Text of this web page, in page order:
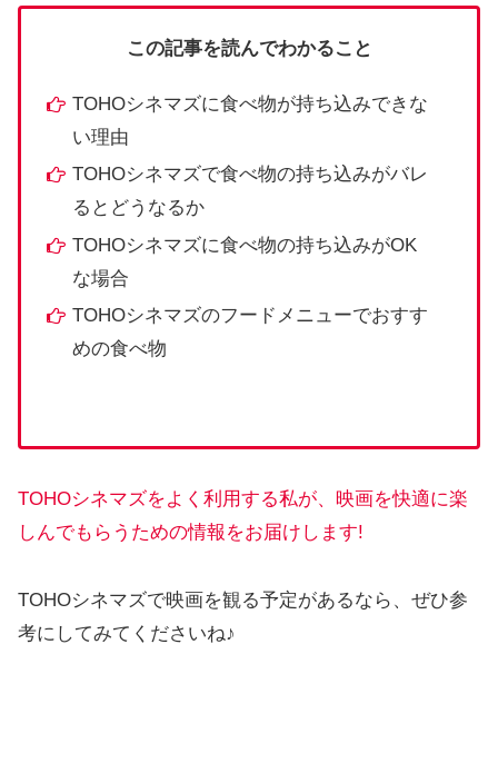
この記事を読んでわかること
TOHOシネマズに食べ物が持ち込みできな
い理由
TOHOシネマズで食べ物の持ち込みがバレ
るとどうなるか
TOHOシネマズに食べ物の持ち込みがOK
な場合
TOHOシネマズのフードメニューでおすす
めの食べ物
TOHOシネマズをよく利用する私が、映画を快適に楽
しんでもらうための情報をお届けします!
TOHOシネマズで映画を観る予定があるなら、ぜひ参
考にしてみてくださいね♪